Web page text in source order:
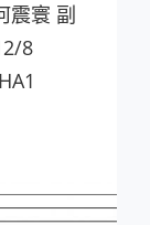
寰 副
8